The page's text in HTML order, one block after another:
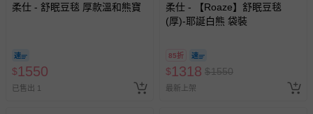
-其他原廠盒裝商品封口處已貼上「不可拆封」，或具警
示字句等說明貼紙、封條者。
國際航空、客運、訂房等服務。
相關的退換貨辦理流程，可詳見：退換貨 & 退款問題
柔仕 - 舒眠豆毯 厚款溫和熊寶
$1550
已售出 1
柔仕 - 【Roaze】舒眠豆毯
(厚)-耶誕白熊 袋裝
85折
$1318 $1550
最新上架